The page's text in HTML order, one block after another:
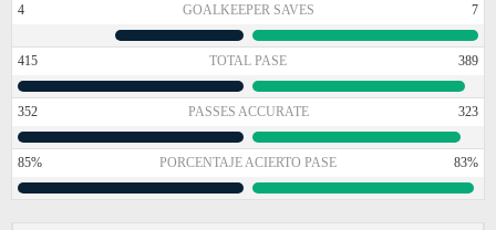
4 GOALKEEPER SAVES 7
415 TOTAL PASE 389
352 PASSES ACCURATE 323
85% PORCENTAJE ACIERTO PASE 83%